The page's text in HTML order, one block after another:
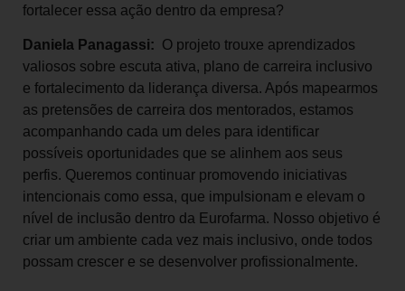
fortalecer essa ação dentro da empresa?
Daniela Panagassi: O projeto trouxe aprendizados
valiosos sobre escuta ativa, plano de carreira inclusivo
e fortalecimento da liderança diversa. Após mapearmos
as pretensões de carreira dos mentorados, estamos
acompanhando cada um deles para identificar
possíveis oportunidades que se alinhem aos seus
perfis. Queremos continuar promovendo iniciativas
intencionais como essa, que impulsionam e elevam o
nível de inclusão dentro da Eurofarma. Nosso objetivo é
criar um ambiente cada vez mais inclusivo, onde todos
possam crescer e se desenvolver profissionalmente.